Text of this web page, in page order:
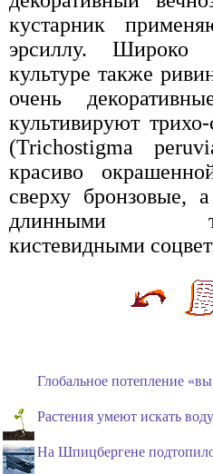
кустарник
эрсиллу. Широко
культуре также
очень
культивируют
(Trichostigma
красиво
сверху бронзовые,
длинными
кистевидными
Глобальное потепление
Растения умеют искать воду
На Шпицбергене